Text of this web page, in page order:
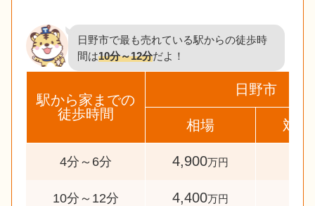
日野市で最も売れている駅からの徒歩時
間は10分～12分だよ！
駅から家までの
徒歩時間
日野市
相場 対象
4分～6分 4,900万円
10分～12分 4,400万円